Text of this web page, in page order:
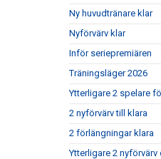
Ny huvudtränare klar
Nyförvärv klar
Inför seriepremiären
Träningsläger 2026
Ytterligare 2 spelare
2 nyförvärv till klara
2 förlängningar klara
Ytterligare 2